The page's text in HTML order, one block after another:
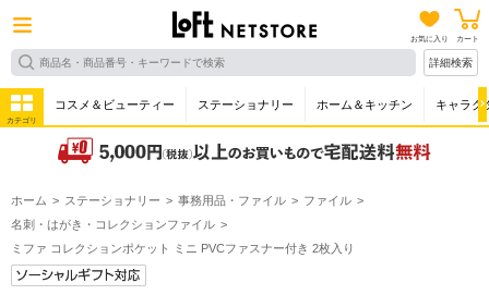
お気に入り カート
詳細検索
カテゴリ
コスメ＆ビューティー ステーショナリー ホーム＆キッチン キャラク
ホーム ステーショナリー 事務用品・ファイル
ファイル
名刺・はがき・コレクションファイル
ミファ コレクションポケット ミニ PVCファスナー付き 2枚入り